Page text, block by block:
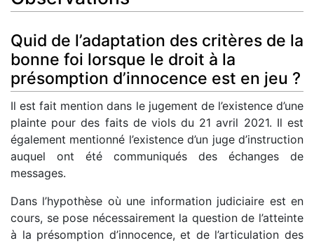
Quid de l’adaptation des critères de la
bonne foi lorsque le droit à la
présomption d’innocence est en jeu ?
Il est fait mention dans le jugement de l’existence d’une
plainte pour des faits de viols du 21 avril 2021. Il est
également mentionné l’existence d’un juge d’instruction
auquel ont été communiqués des échanges de
messages.
Dans l’hypothèse où une information judiciaire est en
cours, se pose nécessairement la question de l’atteinte
à la présomption d’innocence, et de l’articulation des